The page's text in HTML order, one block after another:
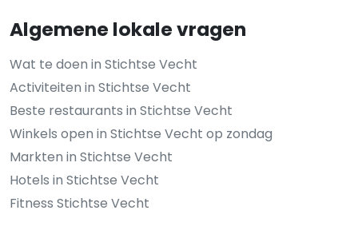
Algemene lokale vragen
Wat te doen in Stichtse Vecht
Activiteiten in Stichtse Vecht
Beste restaurants in Stichtse Vecht
Winkels open in Stichtse Vecht op zondag
Markten in Stichtse Vecht
Hotels in Stichtse Vecht
Fitness Stichtse Vecht